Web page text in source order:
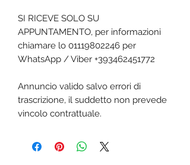
SI RICEVE SOLO SU
APPUNTAMENTO, per informazioni
chiamare lo 01119802246 per
WhatsApp / Viber +393462451772
Annuncio valido salvo errori di
trascrizione, il suddetto non prevede
vincolo contrattuale.